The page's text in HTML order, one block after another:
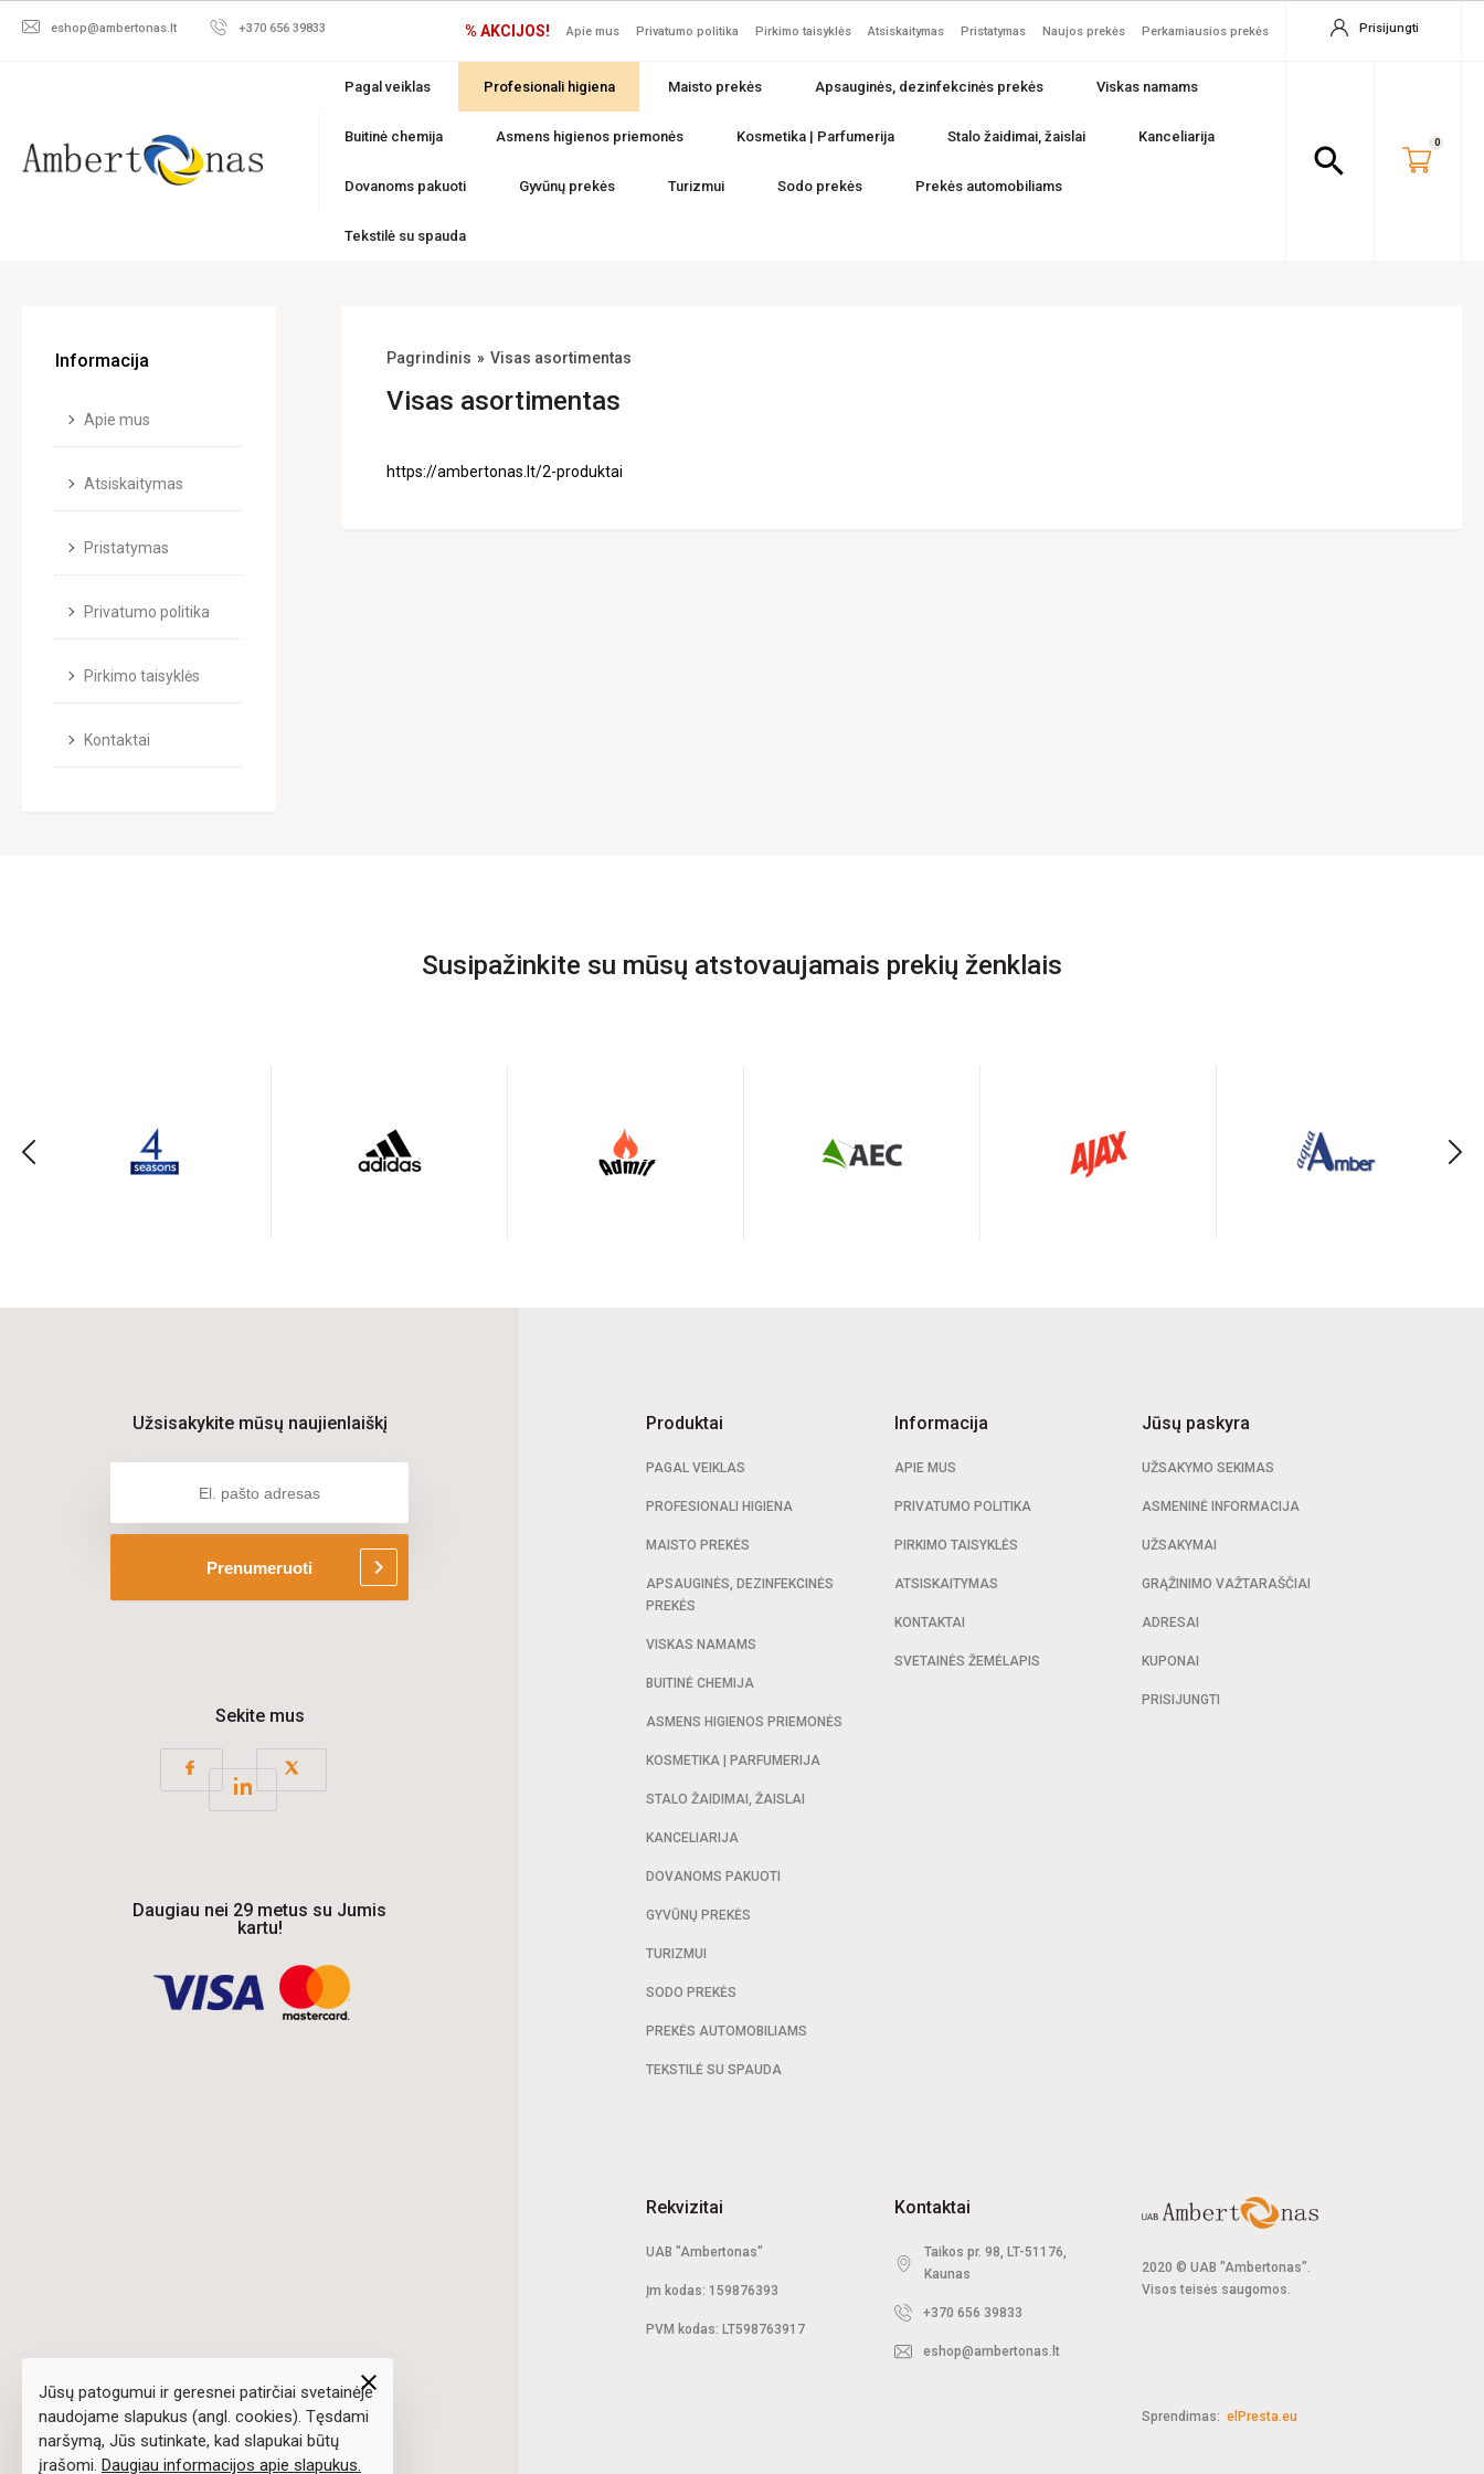
eshop@ambertonas.lt +370 656 39833 % AKCIJOS! Apie mus Privatumo politika Pirkimo taisyklės Atsiskaitymas Pristatymas Naujos prekės Perkamiausios prekės Prisijungti
Pagal veiklas Profesionali higiena Maisto prekės Apsauginės, dezinfekcinės prekės Viskas namams
Buitinė chemija Asmens higienos priemonės Kosmetika | Parfumerija Stalo žaidimai, žaislai Kanceliarija
Dovanoms pakuoti Gyvūnų prekės Turizmui Sodo prekės Prekės automobiliams
Tekstilė su spauda
search 0
Informacija
Apie mus
Atsiskaitymas
Pristatymas
Privatumo politika
Pirkimo taisyklės
Kontaktai
Pagrindinis Visas asortimentas
Visas asortimentas
https://ambertonas.lt/2-produktai
Susipažinkite su mūsų atstovaujamais prekių ženklais
Jūsų patogumui ir geresnei patirčiai svetainėje
naudojame slapukus (angl. cookies). Tęsdami
naršymą, Jūs sutinkate, kad slapukai būtų
įrašomi. Daugiau informacijos apie slapukus.
close
Užsisakykite mūsų naujienlaiškį
Prenumeruoti chevron_right
Sekite mus
Daugiau nei 29 metus su Jumis
kartu!
Produktai
PAGAL VEIKLAS
PROFESIONALI HIGIENA
MAISTO PREKĖS
APSAUGINĖS, DEZINFEKCINĖS
PREKĖS
VISKAS NAMAMS
BUITINĖ CHEMIJA
ASMENS HIGIENOS PRIEMONĖS
KOSMETIKA | PARFUMERIJA
STALO ŽAIDIMAI, ŽAISLAI
KANCELIARIJA
DOVANOMS PAKUOTI
GYVŪNŲ PREKĖS
TURIZMUI
SODO PREKĖS
PREKĖS AUTOMOBILIAMS
TEKSTILĖ SU SPAUDA
Informacija
APIE MUS
PRIVATUMO POLITIKA
PIRKIMO TAISYKLĖS
ATSISKAITYMAS
KONTAKTAI
SVETAINĖS ŽEMĖLAPIS
Jūsų paskyra
UŽSAKYMO SEKIMAS
ASMENINĖ INFORMACIJA
UŽSAKYMAI
GRĄŽINIMO VAŽTARAŠČIAI
ADRESAI
KUPONAI
PRISIJUNGTI
Rekvizitai
UAB "Ambertonas"
Įm kodas: 159876393
PVM kodas: LT598763917
Kontaktai
Taikos pr. 98, LT-51176,
Kaunas
+370 656 39833
eshop@ambertonas.lt
2020 © UAB "Ambertonas".
Visos teisės saugomos.
Sprendimas:elPresta.eu